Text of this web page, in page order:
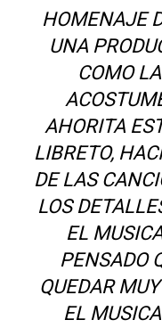
HOMENAJE
UNA
COMO
AHORITA
LIBRETO,
DE LAS
LOS
EL
PENSADO
QUEDAR
EL